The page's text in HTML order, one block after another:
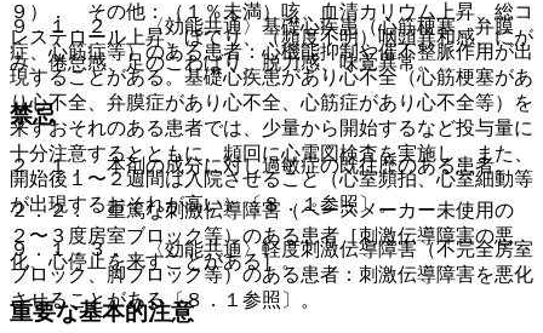
９．１．２． 〈効能共通〉基礎心疾患（心筋梗塞、弁膜
症、心筋症等）のある患者：心機能抑制や催不整脈作用が出
現することがある。基礎心疾患があり心不全（心筋梗塞があ
り心不全、弁膜症があり心不全、心筋症があり心不全等）を
来すおそれのある患者では、少量から開始するなど投与量に
十分注意するとともに、頻回に心電図検査を実施し、また、
開始後１〜２週間は入院させること（心室頻拍、心室細動等
が出現するおそれが高い）〔８．１参照〕。
９．１．３． 〈効能共通〉軽度刺激伝導障害（不完全房室
ブロック、脚ブロック等）のある患者：刺激伝導障害を悪化
させることがある〔８．１参照〕。
９）． その他：（１％未満）咳、血清カリウム上昇、総コ
レステロール上昇、ほてり、（頻度不明）咽頭異和感、にが
み、倦怠感、足のこわばり、脱力感、味覚異常。
禁忌
２．１． 本剤の成分に対し過敏症の既往歴のある患者。
２．２． 重篤な刺激伝導障害（ペースメーカー未使用の
２〜３度房室ブロック等）のある患者［刺激伝導障害の悪
化、心停止を来すことがある］。
重要な基本的注意